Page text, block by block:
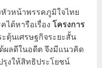
หัวหน้าพรรคภูมิใจไทย
ได้หารือเรื่อง โครงการ
ตุ้นเศรษฐกิจระยะสั้น
ผลดีในอดีต จึงมีแนวคิด
งให้สิทธิประโยชน์